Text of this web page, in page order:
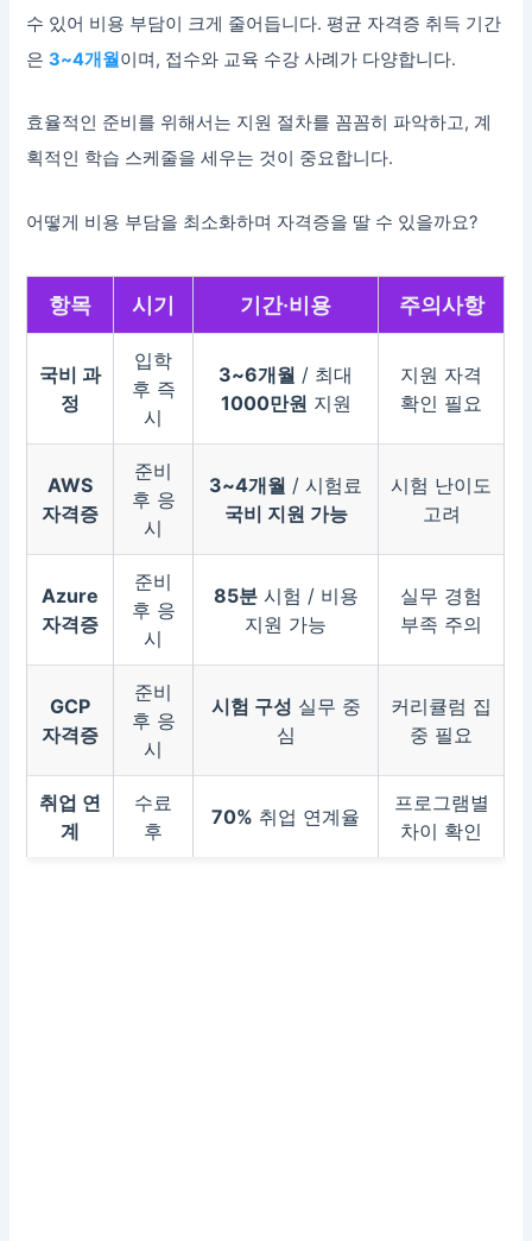
수 있어 비용 부담이 크게 줄어듭니다. 평균 자격증 취득 기간
은3~4개월이며, 접수와 교육 수강 사례가 다양합니다.
효율적인 준비를 위해서는 지원 절차를 꼼꼼히 파악하고, 계
획적인 학습 스케줄을 세우는 것이 중요합니다.
어떻게 비용 부담을 최소화하며 자격증을 딸 수 있을까요?
항목 시기 기간·비용 주의사항
국비 과
정
입학
후 즉
시
3~6개월 / 최대
1000만원 지원
지원 자격
확인 필요
AWS
자격증
준비
후 응
시
3~4개월 / 시험료
국비 지원 가능
시험 난이도
고려
Azure
자격증
준비
후 응
시
85분시험 / 비용
지원 가능
실무 경험
부족 주의
GCP
자격증
준비
후 응
시
시험 구성 실무 중
심
커리큘럼 집
중 필요
취업 연
계
수료
후
70% 취업 연계율
프로그램별
차이 확인